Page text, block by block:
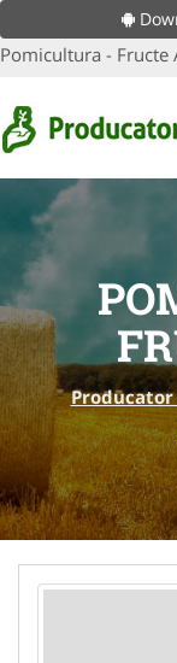
Pomicultura - Fructe
Producator